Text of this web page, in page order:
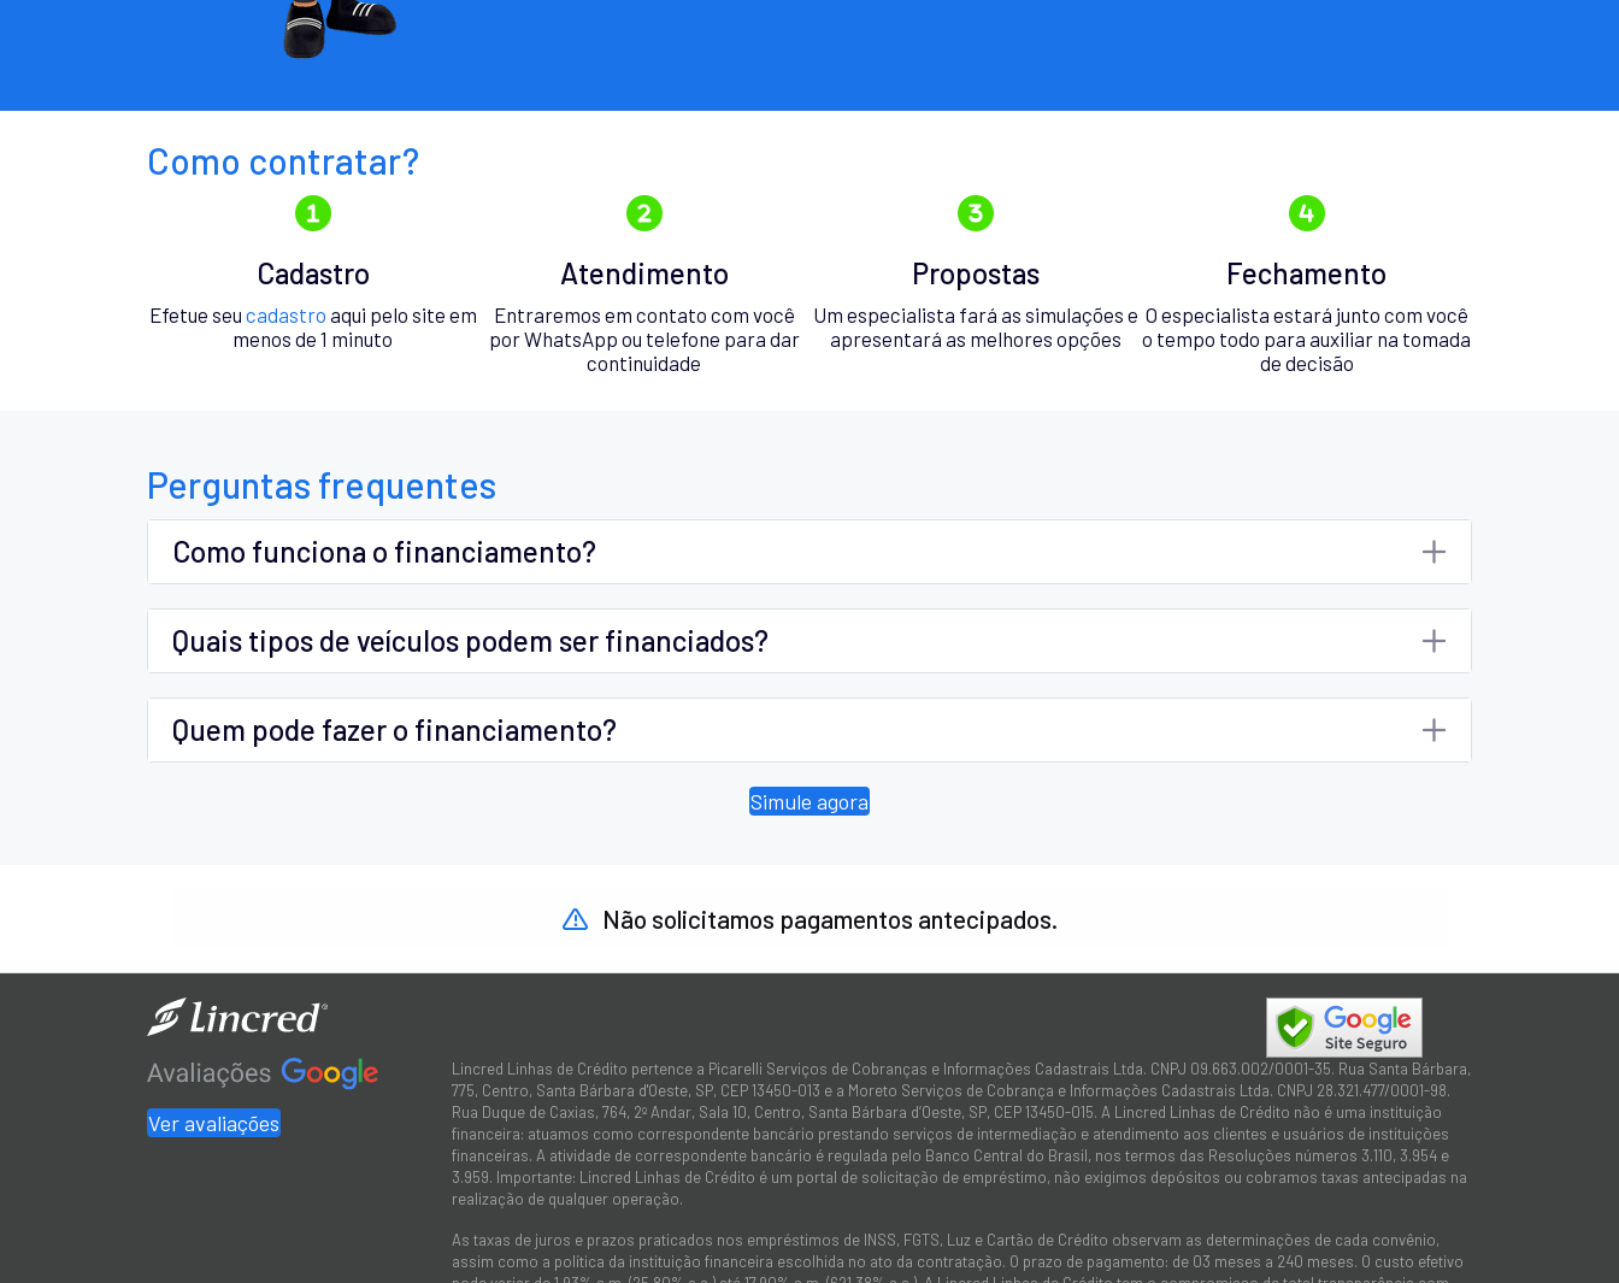
Como contratar?
Cadastro
Efetue seu cadastro aqui pelo site em
menos de 1 minuto
Atendimento
Entraremos em contato com você
por WhatsApp ou telefone para dar
continuidade
Propostas
Um especialista fará as simulações e
apresentará as melhores opções
Fechamento
O especialista estará junto com você
o tempo todo para auxiliar na tomada
de decisão
Perguntas frequentes
Como funciona o financiamento?
Quais tipos de veículos podem ser financiados?
Quem pode fazer o financiamento?
Simule agora
Não solicitamos pagamentos antecipados.
Ver avaliações
Lincred Linhas de Crédito pertence a Picarelli Serviços de Cobranças e Informações Cadastrais Ltda. CNPJ 09.663.002/0001-35. Rua Santa Bárbara,
775, Centro, Santa Bárbara d'Oeste, SP, CEP 13450-013 e a Moreto Serviços de Cobrança e Informações Cadastrais Ltda. CNPJ 28.321.477/0001-98.
Rua Duque de Caxias, 764, 2º Andar, Sala 10, Centro, Santa Bárbara d’Oeste, SP, CEP 13450-015. A Lincred Linhas de Crédito não é uma instituição
financeira: atuamos como correspondente bancário prestando serviços de intermediação e atendimento aos clientes e usuários de instituições
financeiras. A atividade de correspondente bancário é regulada pelo Banco Central do Brasil, nos termos das Resoluções números 3.110, 3.954 e
3.959. Importante: Lincred Linhas de Crédito é um portal de solicitação de empréstimo, não exigimos depósitos ou cobramos taxas antecipadas na
realização de qualquer operação.
As taxas de juros e prazos praticados nos empréstimos de INSS, FGTS, Luz e Cartão de Crédito observam as determinações de cada convênio,
assim como a política da instituição financeira escolhida no ato da contratação. O prazo de pagamento: de 03 meses a 240 meses. O custo efetivo